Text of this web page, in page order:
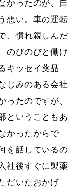
かったのが、自
想い。車の運転
、慣れ親しんだ
のびのびと働け
キッセイ薬品
じみのある会社
ったのですが、
ということもあ
かったからで
を話しているの
社後すぐに製薬
だいたおかげ